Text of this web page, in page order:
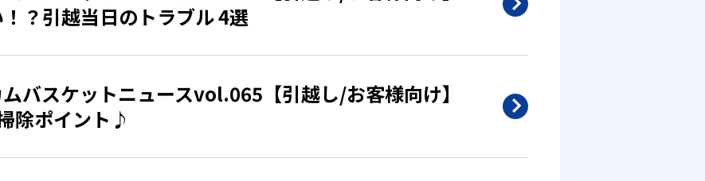
？引越当日のトラブル 4選
バスケットニュースvol.065【引越し/お客様向け】
除ポイント♪